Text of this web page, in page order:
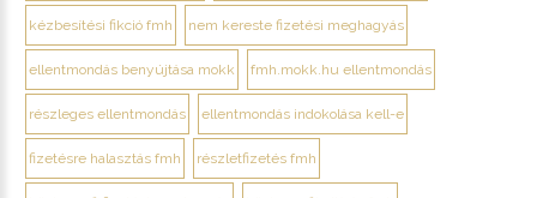
kézbesítési fikció fmh nem kereste fizetési meghagyás
ellentmondás benyújtása mokk fmh.mokk.hu ellentmondás
részleges ellentmondás ellentmondás indokolása kell-e
fizetésre halasztás fmh részletfizetés fmh